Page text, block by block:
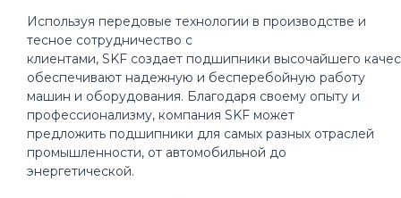
Используя передовые технологии в производстве и
тесное сотрудничество с
клиентами, SKF создает подшипники высочайшего
обеспечивают надежную и бесперебойную работу
машин и оборудования. Благодаря своему опыту и
профессионализму, компания SKF может
предложить подшипники для самых разных отраслей
промышленности, от автомобильной до
энергетической.